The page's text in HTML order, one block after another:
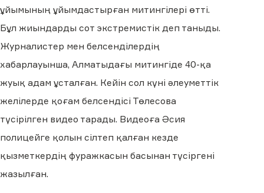
ұйымының ұйымдастырған митингілері өтті.
Бұл жиындарды сот экстремистік деп таныды.
Журналистер мен белсенділердің
хабарлауынша, Алматыдағы митингіде 40-қа
жуық адам ұсталған. Кейін сол күні әлеуметтік
желілерде қоғам белсендісі Төлесова
түсірілген видео тарады. Видеоға Әсия
полицейге қолын сілтеп қалған кезде
қызметкердің фуражкасын басынан түсіргені
жазылған.